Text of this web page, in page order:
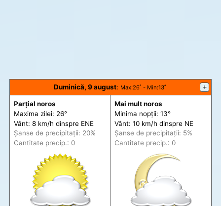
Duminică, 9 august: Max:26˚ - Min:13˚ +
Parțial noros
Maxima zilei: 26°
Vânt: 8 km/h dinspre ENE
Șanse de precipitații: 20%
Cantitate precip.: 0
Mai mult noros
Minima nopții: 13°
Vânt: 10 km/h dinspre NE
Șanse de precipitații: 5%
Cantitate precip.: 0